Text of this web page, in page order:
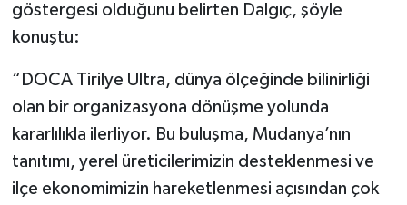
göstergesi olduğunu belirten Dalgıç, şöyle
konuştu:
“DOCA Tirilye Ultra, dünya ölçeğinde bilinirliği
olan bir organizasyona dönüşme yolunda
kararlılıkla ilerliyor. Bu buluşma, Mudanya’nın
tanıtımı, yerel üreticilerimizin desteklenmesi ve
ilçe ekonomimizin hareketlenmesi açısından çok